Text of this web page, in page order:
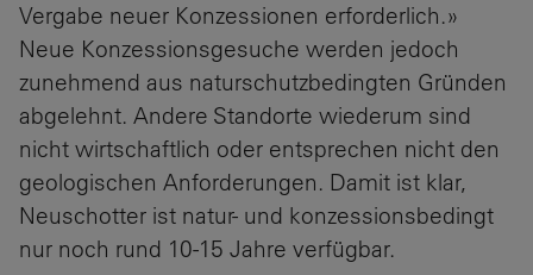
Vergabe neuer Konzessionen erforderlich.»
Neue Konzessionsgesuche werden jedoch
zunehmend aus naturschutzbedingten Gründen
abgelehnt. Andere Standorte wiederum sind
nicht wirtschaftlich oder entsprechen nicht den
geologischen Anforderungen. Damit ist klar,
Neuschotter ist natur- und konzessionsbedingt
nur noch rund 10-15 Jahre verfügbar.